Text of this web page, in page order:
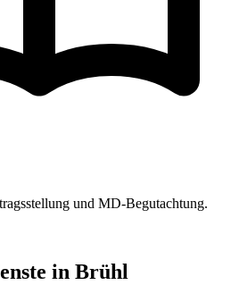
und MD-Begutachtung.
in Brühl